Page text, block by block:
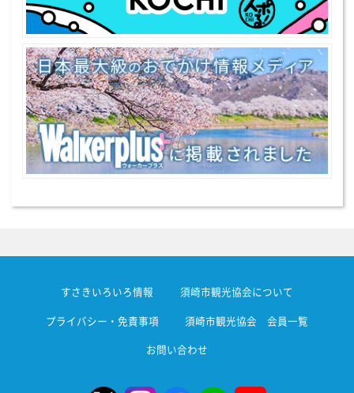
すさきいろいろ情報 須崎市観光協会について
プライバシー・免責事項 須崎市観光協会 会員一覧
お問い合わせ